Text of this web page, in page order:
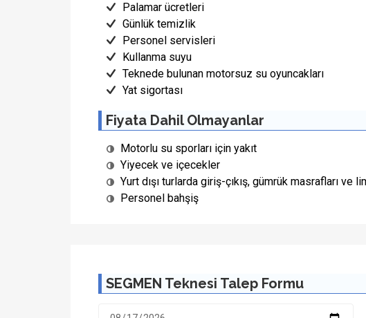
Palamar ücretleri
Günlük temizlik
Personel servisleri
Kullanma suyu
Teknede bulunan motorsuz su oyuncakları
Yat sigortası
Fiyata Dahil Olmayanlar
Motorlu su sporları için yakıt
Yiyecek ve içecekler
Yurt dışı turlarda giriş-çıkış, gümrük masrafları ve
Personel bahşiş
SEGMEN Teknesi Talep Formu